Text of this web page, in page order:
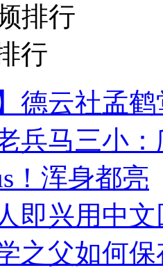
排行
行
德云社孟
兵马三小
！浑身都亮
即兴用中
之父如何